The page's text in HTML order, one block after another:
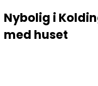
Nybolig i
med huset